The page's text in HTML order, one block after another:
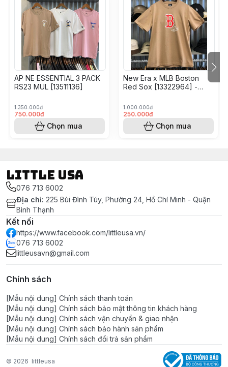
AP NE ESSENTIAL 3 PACK
RS23 MUL [13511136]
1.350.000đ
750.000đ
Chọn mua
New Era x MLB Boston
Red Sox [13322964] -
1.000.000đ
250.000đ
Chọn mua
LITTLE USA
076 713 6002
Địa chỉ: 225 Bùi Đình Túy, Phường 24, Hồ Chí Minh - Quận
Bình Thạnh
Kết nối
https://www.facebook.com/littleusa.vn/
076 713 6002
littleusavn@gmail.com
Chính sách
[Mẫu nội dung] Chính sách thanh toán
[Mẫu nội dung] Chính sách bảo mật thông tin khách hàng
[Mẫu nội dung] Chính sách vận chuyển & giao nhận
[Mẫu nội dung] Chính sách bảo hành sản phẩm
[Mẫu nội dung] Chính sách đổi trả sản phẩm
© 2026 littleusa